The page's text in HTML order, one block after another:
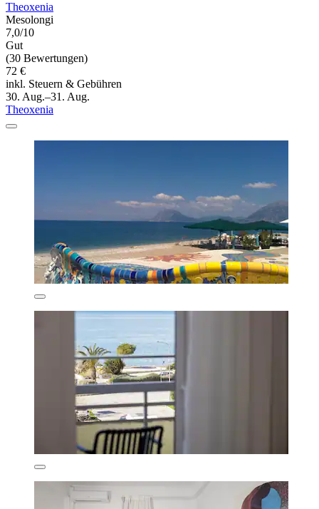
Theoxenia
Mesolongi
7,0/10
Gut
(30 Bewertungen)
72 €
inkl. Steuern & Gebühren
30. Aug.–31. Aug.
Theoxenia